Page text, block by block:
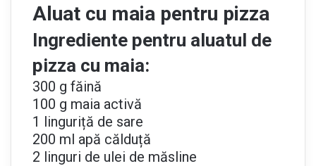
Aluat cu maia pentru pizza
Ingrediente pentru aluatul de
pizza cu maia:
300 g făină
100 g maia activă
1 linguriță de sare
200 ml apă călduță
2 linguri de ulei de măsline